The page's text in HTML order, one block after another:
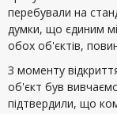
перебували на
думки, що єдиним
обох об'єктів,
З моменту
об'єкт був
підтвердили, що